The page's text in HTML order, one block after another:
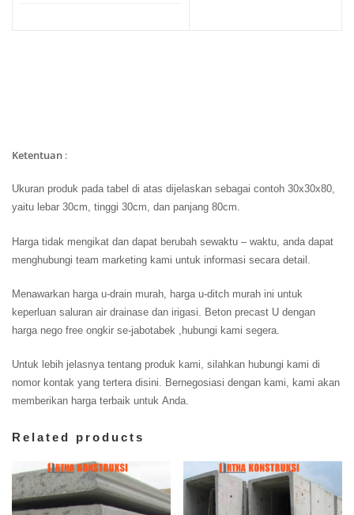
Ketentuan :
Ukuran produk pada tabel di atas dijelaskan sebagai contoh 30x30x80,
yaitu lebar 30cm, tinggi 30cm, dan panjang 80cm.
Harga tidak mengikat dan dapat berubah sewaktu – waktu, anda dapat
menghubungi team marketing kami untuk informasi secara detail.
Menawarkan harga u-drain murah, harga u-ditch murah ini untuk
keperluan saluran air drainase dan irigasi. Beton precast U dengan
harga nego free ongkir se-jabotabek ,hubungi kami segera.
Untuk lebih jelasnya tentang produk kami, silahkan hubungi kami di
nomor kontak yang tertera disini. Bernegosiasi dengan kami, kami akan
memberikan harga terbaik untuk Anda.
Related products